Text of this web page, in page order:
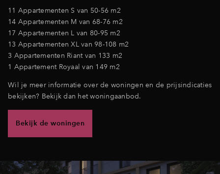
11 Appartementen S van 50-56 m2
14 Appartementen M van 68-76 m2
17 Appartementen L van 80-95 m2
13 Appartementen XL van 98-108 m2
3 Appartementen Riant van 133 m2
1 Appartement Royaal van 149 m2
Wil je meer informatie over de woningen en de prijsindicaties
bekijken? Bekijk dan het woningaanbod.
Bekijk de woningen